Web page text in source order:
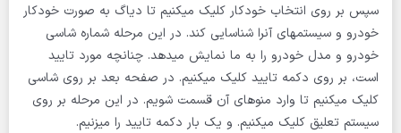
سپس بر روی انتخاب خودکار کلیک میکنیم تا دیاگ به صورت خودکار
خودرو و سیستمهای آنرا شناسایی کند. در این مرحله شماره شاسی
خودرو و مدل خودرو را به ما نمایش میدهد. چنانچه مورد تایید
است، بر روی دکمه تایید کلیک میکنیم. در صفحه بعد بر روی شاسی
کلیک میکنیم تا وارد منوهای آن قسمت شویم. در این مرحله بر روی
سیستم تعلیق کلیک میکنیم. و یک بار دکمه تایید را میزنیم.